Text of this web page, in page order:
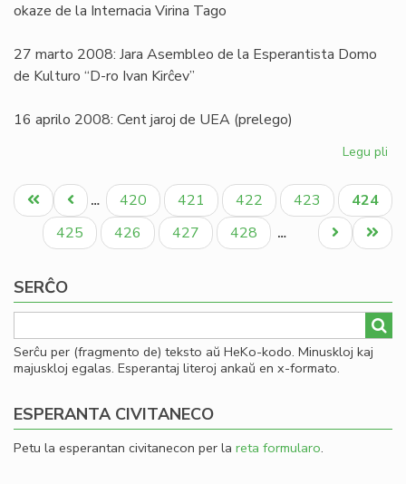
okaze de la Internacia Virina Tago
27 marto 2008: Jara Asembleo de la Esperantista Domo
de Kulturo “D-ro Ivan Kirĉev”
16 aprilo 2008: Cent jaroj de UEA (prelego)
Legu pli
Pagination
Unua
paĝo
Antaŭa
paĝo
… Paĝo
420 Paĝo
421 Paĝo
422 Paĝo
423
Aktuala
paĝo
424
Paĝo
425 Paĝo
426 Paĝo
427 Paĝo
428 …
Last
page
Next
page
SERĈO
Serĉu per (fragmento de) teksto aŭ HeKo-kodo. Minuskloj kaj
majuskloj egalas. Esperantaj literoj ankaŭ en x-formato.
ESPERANTA CIVITANECO
Petu la esperantan civitanecon per la reta formularo.